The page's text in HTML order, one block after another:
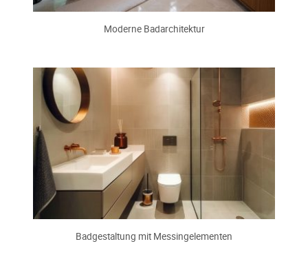
Moderne Badarchitektur
Badgestaltung mit Messingelementen